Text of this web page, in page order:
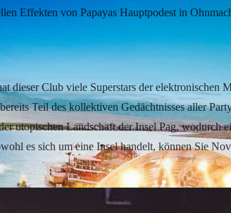
Effekten von Papayas Hauptpodest in
dieser Club viele Superstars der elektronischen
Teil des kollektiven Gedächtnisses aller
utopischen Landschaft der Insel Pag, wodurch
es sich um eine Insel handelt, können Sie